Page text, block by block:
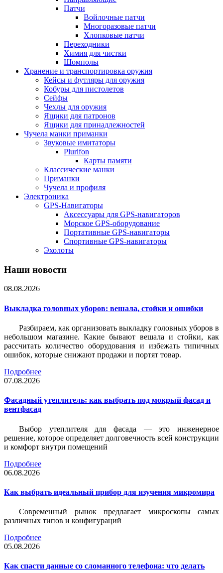
Патчи
Войлочные патчи
Многоразовые патчи
Хлопковые патчи
Переходники
Химия для чистки
Шомполы
Хранение и транспортировка оружия
Кейсы и футляры для оружия
Кобуры для пистолетов
Сейфы
Чехлы для оружия
Ящики для патронов
Ящики для принадлежностей
Чучела манки приманки
Звуковые имитаторы
Plurifon
Карты памяти
Классические манки
Приманки
Чучела и профиля
Электроника
GPS-Навигаторы
Аксессуары для GPS-навигаторов
Морское GPS-оборудование
Портативные GPS-навигаторы
Спортивные GPS-навигаторы
Эхолоты
Наши новости
08.08.2026
Выкладка головных уборов: вешала, стойки и ошибки
Разбираем, как организовать выкладку головных уборов в
небольшом магазине. Какие бывают вешала и стойки, как
рассчитать количество оборудования и избежать типичных
ошибок, которые снижают продажи и портят товар.
Подробнее
07.08.2026
Фасадный утеплитель: как выбрать под мокрый фасад и
вентфасад
Выбор утеплителя для фасада — это инженерное
решение, которое определяет долговечность всей конструкции
и комфорт внутри помещений
Подробнее
06.08.2026
Как выбрать идеальный прибор для изучения микромира
Современный рынок предлагает микроскопы самых
различных типов и конфигураций
Подробнее
05.08.2026
Как спасти данные со сломанного телефона: что делать